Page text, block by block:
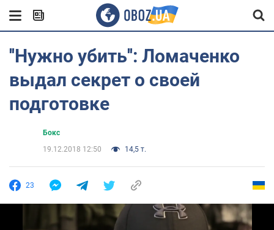
''Нужно убить'': Ломаченко
выдал секрет о своей
подготовке
Бокс
19.12.2018 12:50
14,5 т.
23